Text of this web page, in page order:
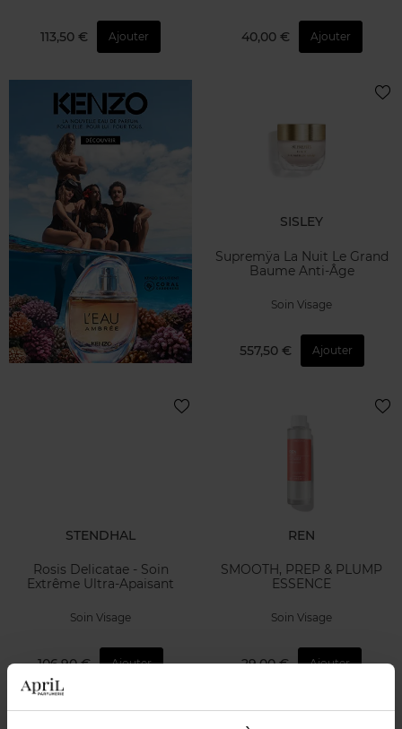
113,50 € Ajouter 40,00 € Ajouter
SISLEY
Supremÿa La Nuit Le Grand
Baume Anti-Âge
Soin Visage
557,50 € Ajouter
STENDHAL
Rosis Delicatae - Soin
Extrême Ultra-Apaisant
Soin Visage
106,90 € Ajouter
REN
SMOOTH, PREP & PLUMP
ESSENCE
Soin Visage
29,00 € Ajouter